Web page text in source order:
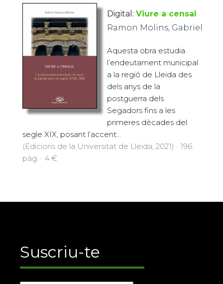
Digital: Viure a censal
Ramon Molins, Gabriel
Aquesta obra estudia
l’endeutament municipal
a la regió de Lleida des
dels anys de la
postguerra dels
Segadors fins a les
primeres dècades del
segle XIX, posant l’accent...
(Edicions de la Universitat de Lleida, 2021) · 196
pàg. · 4 €
Suscriu-te